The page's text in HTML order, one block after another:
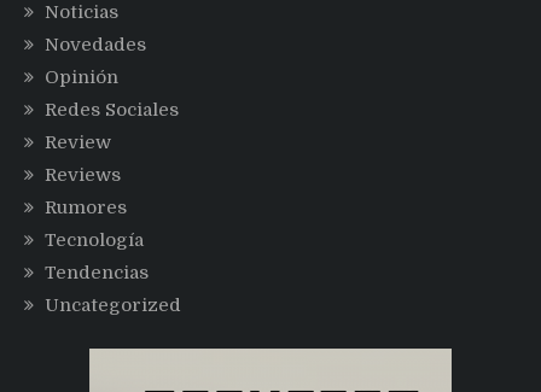
Noticias
Novedades
Opinión
Redes Sociales
Review
Reviews
Rumores
Tecnología
Tendencias
Uncategorized